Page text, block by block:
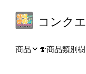
商品 🍄商品類別樹